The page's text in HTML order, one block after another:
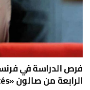
فرص الدراسة في
الرابعة من صالون «Le Forum des Mobilités»